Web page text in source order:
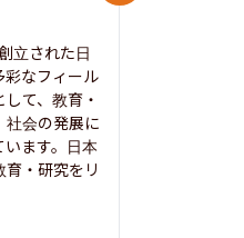
立された日
なフィール
て、教育・
社会の発展に
ます。日本
・研究をリ